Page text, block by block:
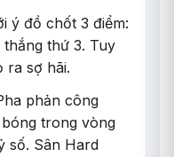
ý đồ chốt 3 điểm:
thứ 3. Tuy
ra sợ hãi.
phản công
trong vòng
số. Sân Hard